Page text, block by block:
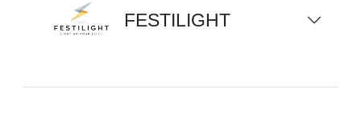
FESTILIGHT